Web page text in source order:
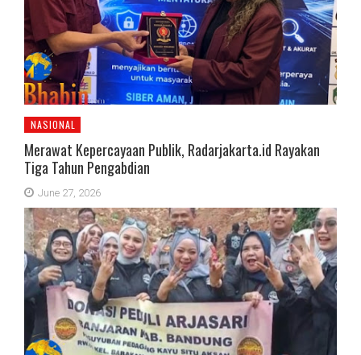
NASIONAL
Merawat Kepercayaan Publik, Radarjakarta.id Rayakan
Tiga Tahun Pengabdian
June 27, 2026